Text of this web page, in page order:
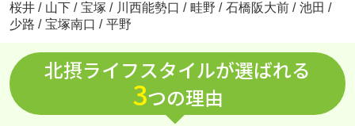
桜井 / 山下 / 宝塚 / 川西能勢口 / 畦野 / 石橋阪大前 / 池田 /
少路 / 宝塚南口 / 平野
北摂ライフスタイルが選ばれる
3つの理由